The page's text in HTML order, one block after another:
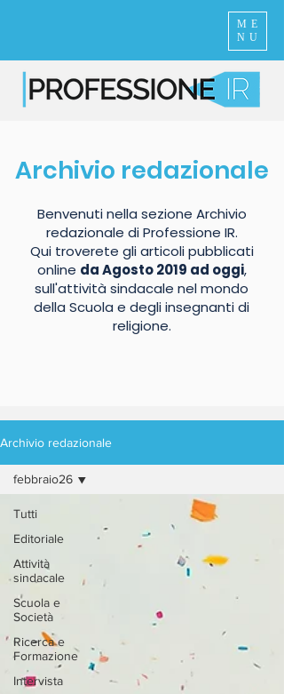
ME
NU
Archivio redazionale
Benvenuti nella sezione Archivio
redazionale di Professione IR.
Qui troverete gli articoli pubblicati
online da Agosto 2019 ad oggi,
sull'attività sindacale nel mondo
della Scuola e degli insegnanti di
religione.
Archivio redazionale
Tutti
Editoriale
Attività
sindacale
Scuola e
Società
Ricerca e
Formazione
Intervista
febbraio26